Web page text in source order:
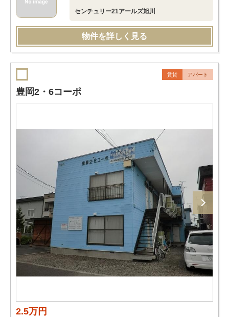
センチュリー21アールズ旭川
物件を詳しく見る
賃貸 アパート
豊岡2・6コーポ
2.5万円